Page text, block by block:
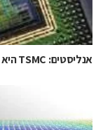
אנליסטים: TSMC היא האינטל של אסיה